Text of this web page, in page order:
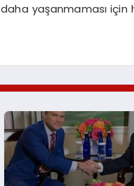
yaşanmaması